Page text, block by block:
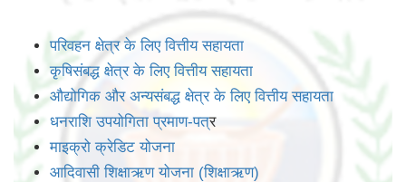
परिवहन क्षेत्र के लिए वित्तीय सहायता
कृषिसंबद्ध क्षेत्र के लिए वित्तीय सहायता
औद्योगिक और अन्यसंबद्ध क्षेत्र के लिए वित्तीय सहायता
धनराशि उपयोगिता प्रमाण-पत्र
माइक्रो क्रेडिट योजना
आदिवासी शिक्षाऋण योजना (शिक्षाऋण)